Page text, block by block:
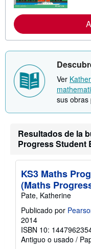
Ver
sus obras
Resultados de la
Progress Student
KS3 Maths
(Maths
Pate, Katherine
Publicado por
2014
ISBN 10:
Antiguo o usado /